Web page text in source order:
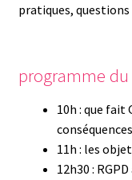
pratiques,
programme
10h : que fait
11h : les
12h30 :